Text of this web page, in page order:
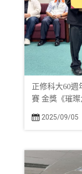
正修科大60週
賽 金獎《璀
2025/09/05